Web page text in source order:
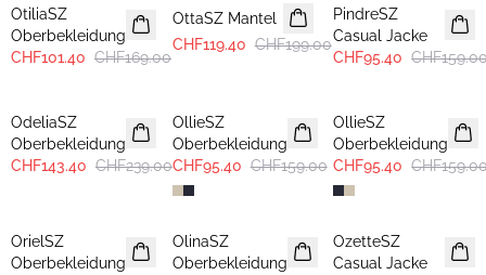
OtiliaSZ
Oberbekleidung
CHF101.40 CHF169.00
OttaSZ Mantel
CHF119.40 CHF199.00
PindreSZ
Casual Jacke
CHF95.40
OdeliaSZ
Oberbekleidung
CHF143.40 CHF239.00
OllieSZ
Oberbekleidung
CHF95.40 CHF159.00
OllieSZ
Oberbekleidung
CHF95.40
OrielSZ
Oberbekleidung
-40%
OlinaSZ
Oberbekleidung
-40%
OzetteSZ
Casual Jacke